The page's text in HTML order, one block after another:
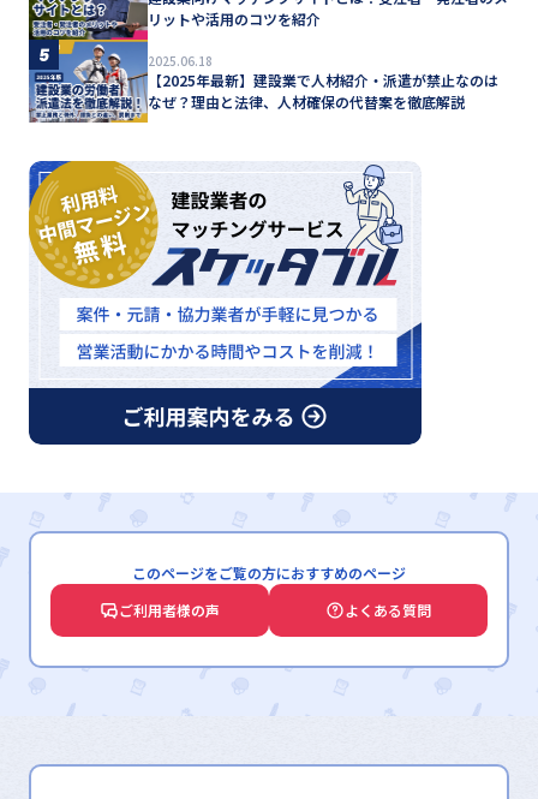
リットや活用のコツを紹介
5 2025.06.18
【2025年最新】建設業で人材紹介・派遣が禁止なのは
なぜ？理由と法律、人材確保の代替案を徹底解説
このページをご覧の方におすすめのページ
ご利用者様の声
よくある質問